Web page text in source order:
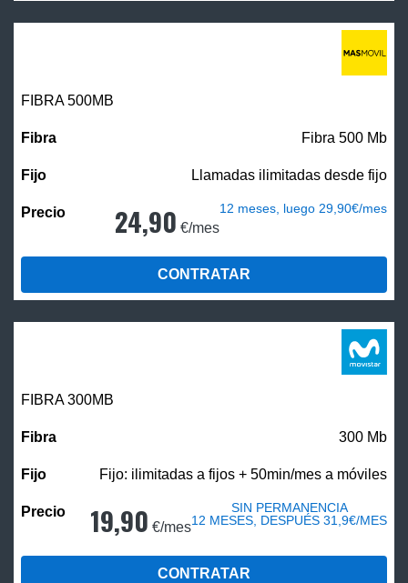
FIBRA500MB
Fibra 500 Mb
Llamadas ilimitadas desde fijo
24,90 €/mes
12 meses, luego 29,90€/mes
CONTRATAR
FIBRA 300MB
300 Mb
Fijo: ilimitadas a fijos + 50min/mes a móviles
19,90 €/mes
SIN PERMANENCIA
12 MESES, DESPUÉS 31,9€/MES
CONTRATAR